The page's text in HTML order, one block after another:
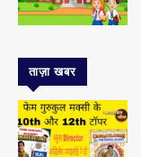
ताज़ा खबर